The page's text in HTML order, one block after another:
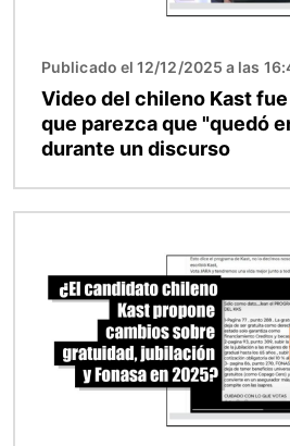
Publicado el 12/12/2025 a las
Video del chileno Kast
que parezca que "quedó
durante un discurso